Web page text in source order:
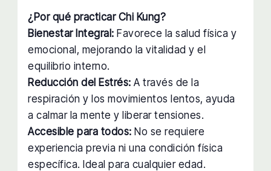
¿Por qué practicar Chi Kung?
Bienestar Integral: Favorece la salud física y
emocional, mejorando la vitalidad y el
equilibrio interno.
Reducción del Estrés: A través de la
respiración y los movimientos lentos, ayuda
a calmar la mente y liberar tensiones.
Accesible para todos: No se requiere
experiencia previa ni una condición física
específica. Ideal para cualquier edad.